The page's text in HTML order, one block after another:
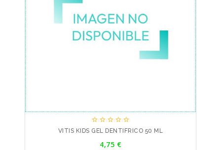
    
VITIS KIDS GEL DENTIFRICO 50 ML
4,75 €